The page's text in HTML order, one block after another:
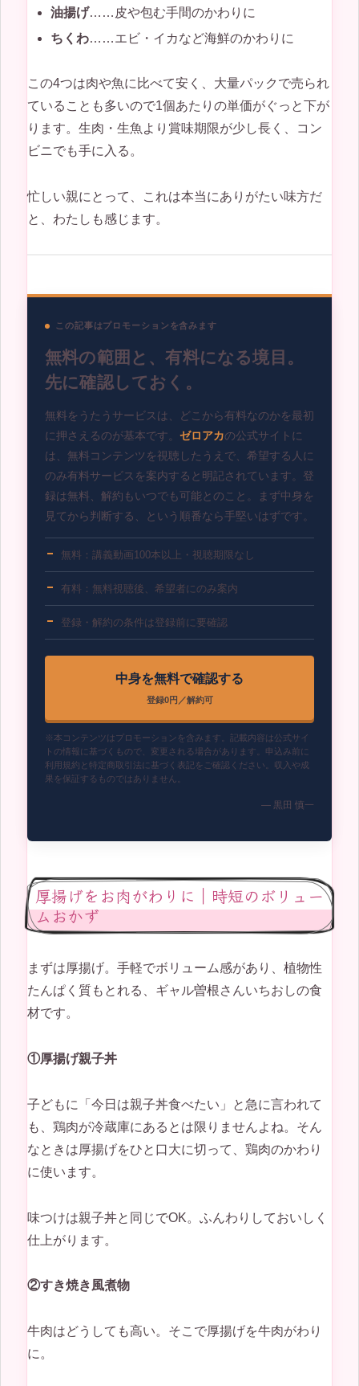
油揚げ……皮や包む手間のかわりに
ちくわ……エビ・イカなど海鮮のかわりに
この4つは肉や魚に比べて安く、大量パックで売られ
ていることも多いので1個あたりの単価がぐっと下が
ります。生肉・生魚より賞味期限が少し長く、コン
ビニでも手に入る。
忙しい親にとって、これは本当にありがたい味方だ
と、わたしも感じます。
この記事はプロモーションを含みます
無料の範囲と、有料になる境目。
先に確認しておく。
無料をうたうサービスは、どこから有料なのかを最初
に押さえるのが基本です。 ゼロアカの公式サイトに
は、無料コンテンツを視聴したうえで、希望する人に
のみ有料サービスを案内すると明記されています。登
録は無料、解約もいつでも可能とのこと。まず中身を
見てから判断する、という順番なら手堅いはずです。
無料：講義動画100本以上・視聴期限なし
有料：無料視聴後、希望者にのみ案内
登録・解約の条件は登録前に要確認
中身を無料で確認する
登録0円／解約可
※本コンテンツはプロモーションを含みます。記載内容は公式サイ
トの情報に基づくもので、変更される場合があります。申込み前に
利用規約と特定商取引法に基づく表記をご確認ください。収入や成
果を保証するものではありません。
— 黒田 慎一
厚揚げをお肉がわりに｜時短のボリュー
ムおかず
まずは厚揚げ。手軽でボリューム感があり、植物性
たんぱく質もとれる、ギャル曽根さんいちおしの食
材です。
①厚揚げ親子丼
子どもに「今日は親子丼食べたい」と急に言われて
も、鶏肉が冷蔵庫にあるとは限りませんよね。そん
なときは厚揚げをひと口大に切って、鶏肉のかわり
に使います。
味つけは親子丼と同じでOK。ふんわりしておいしく
仕上がります。
②すき焼き風煮物
牛肉はどうしても高い。そこで厚揚げを牛肉がわり
に。